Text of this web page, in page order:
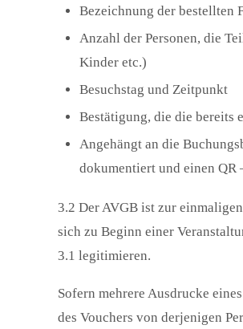
Bezeichnung der bestellten
Anzahl der Personen, die
Kinder etc.)
Besuchstag und Zeitpunkt
Bestätigung, die die bereits
Angehängt an die
dokumentiert und einen
3.2 Der AVGB ist zur
sich zu Beginn einer
3.1 legitimieren.
Sofern mehrere Ausdrucke
des Vouchers von derjenigen